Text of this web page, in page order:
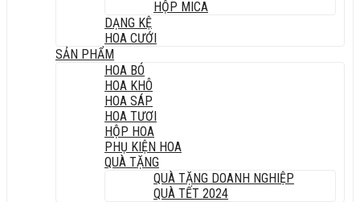
HỘP MICA
DẠNG KỆ
HOA CƯỚI
SẢN PHẨM
HOA BÓ
HOA KHÔ
HOA SÁP
HOA TƯƠI
HỘP HOA
PHỤ KIỆN HOA
QUÀ TẶNG
QUÀ TẶNG DOANH NGHIỆP
QUÀ TẾT 2024